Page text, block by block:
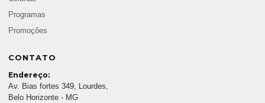
Programas
Promoções
CONTATO
Endereço:
Av. Bias fortes 349, Lourdes,
Belo Horizonte - MG